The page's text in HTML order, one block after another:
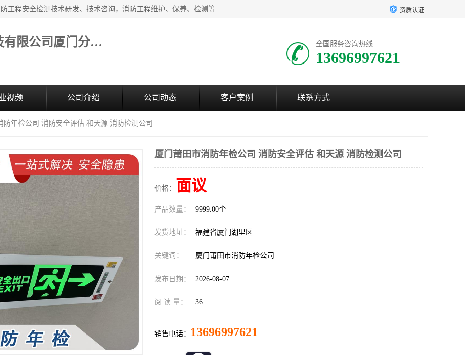
福建和天源消防安全科技有限公司厦门分公司经营范围：消防工程安全检测技术研发、技术咨询，消防工程维护、保养、检测等；主要的服务有：消防工程安全检测,消防工程施工,消防安全评估,消防维保,消防设施检测,消防维护保养,房屋安全鉴定,防雷装置检测,防火涂料检测,消防电气年检,泉州消防施工安装公司；消防器材、建材、五金制品零售。 资质认证
福建和天源消防安全科技有限公司厦门分公司 全国服务咨询热线:
13696997621
视频 公司介绍 公司动态 客户案例 联系方式
防年检公司 消防安全评估 和天源 消防检测公司
厦门莆田市消防年检公司 消防安全评估 和天源 消防检测公司
价格： 面议
产品数量： 9999.00个
发货地址： 福建省厦门湖里区
关键词： 厦门莆田市消防年检公司
发布日期： 2026-08-07
阅 读 量： 36
销售电话： 13696997621